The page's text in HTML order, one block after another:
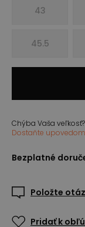
43
45.5
Chýba Vaša veľkosť?
Dostaňte
Bezplatné
Položte
Pridať k